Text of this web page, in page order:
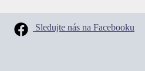
Sledujte nás na Facebooku